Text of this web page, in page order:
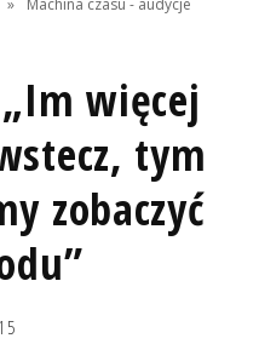
» Machina czasu - audycje
więcej
tym
zobaczyć